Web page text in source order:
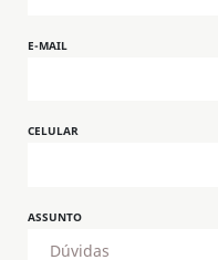
E-MAIL
CELULAR
ASSUNTO